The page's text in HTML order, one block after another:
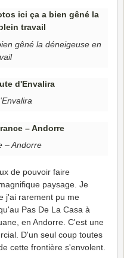
gêné la déneigeuse en
– Andorre
de pouvoir faire
paysage. Je
j'ai rarement pu me
Pas De La Casa à
en Andorre. C'est une
D'un seul coup toutes
cette frontière s'envolent.